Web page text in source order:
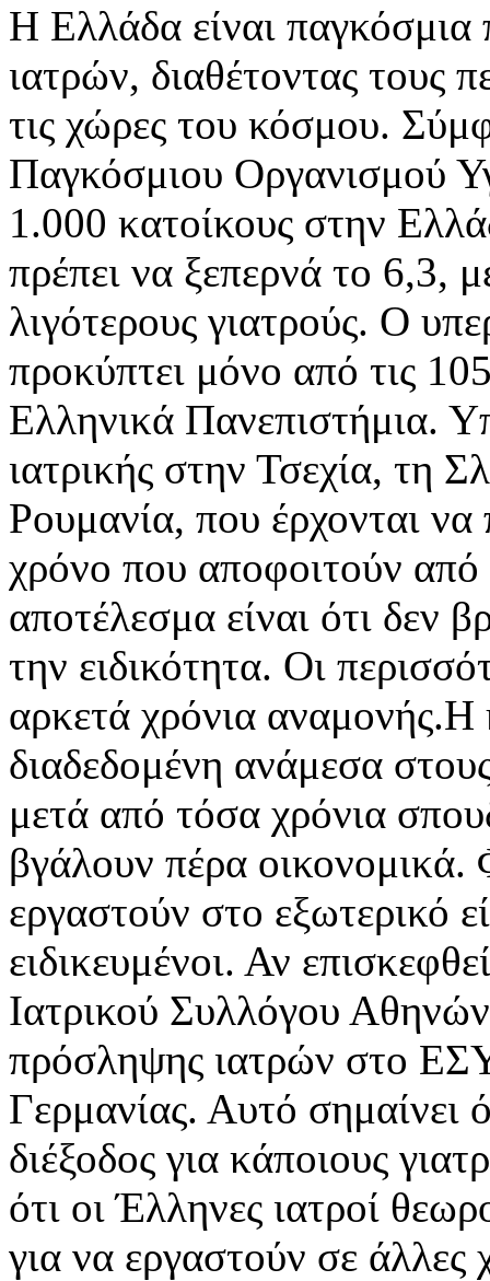
Η Ελλάδα είναι
ιατρών, διαθέτοντας τους
τις χώρες του κόσμου.
Παγκόσμιου Οργανισμού
1.000 κατοίκους στην
πρέπει να ξεπερνά το 6,3,
λιγότερους γιατρούς. Ο
προκύπτει μόνο από τις
Ελληνικά Πανεπιστήμια.
ιατρικής στην Τσεχία, τη
Ρουμανία, που έρχονται
χρόνο που αποφοιτούν
αποτέλεσμα είναι ότι δεν
την ειδικότητα. Οι
αρκετά χρόνια αναμονής.Η
διαδεδομένη ανάμεσα
μετά από τόσα χρόνια
βγάλουν πέρα οικονομικά.
εργαστούν στο εξωτερικό
ειδικευμένοι. Αν
Ιατρικού Συλλόγου Αθηνών
πρόσληψης ιατρών στο
Γερμανίας. Αυτό σημαίνει
διέξοδος για κάποιους
ότι οι Έλληνες ιατροί
για να εργαστούν σε άλλες